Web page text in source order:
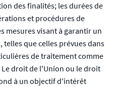
des finalités; les durées de
et procédures de
mesures visant à garantir un
que celles prévues dans
de traitement comme
Le droit de l'Union ou le droit
à un objectif d'intérêt